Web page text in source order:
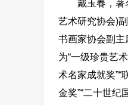
戴玉春，著名
艺术研究协会)
书画家协会副
为“一级珍贵艺
术名家成就奖”“
金奖”“二十世纪